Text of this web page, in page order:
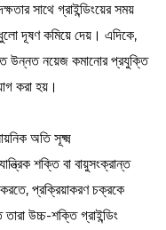
সাথে গ্রাইন্ডিংয়ের সময়
দূষণ কমিয়ে দেয়। এদিকে,
উন্নত নয়েজ কমানোর প্রযুক্তি
করা হয়।
অতি সূক্ষ্ম
শক্তি বা বায়ুসংক্রান্ত
প্রক্রিয়াকরণ চক্রকে
উচ্চ-শক্তি গ্রাইন্ডিং